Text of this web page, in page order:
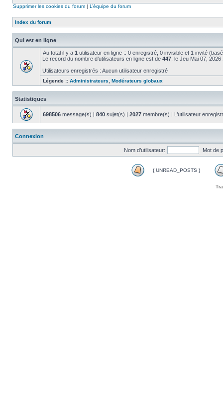
Supprimer les cookies du forum | L’équipe du forum
Index du forum
Qui est en ligne
Au total il y a 1 utilisateur en ligne :: 0 enregistré, 0 invisible et 1 invité
Le record du nombre d’utilisateurs en ligne est de 447 , le Jeu Mai 07, 2026
Utilisateurs enregistrés : Aucun utilisateur enregistré
Légende :: Administrateurs Modérateurs globaux
Statistiques
698506 message(s) | 840 sujet(s) | 2027 membre(s) | L’utilisateur
Connexion
Nom d’utilisateur: Mot de
{ UNREAD_POSTS }